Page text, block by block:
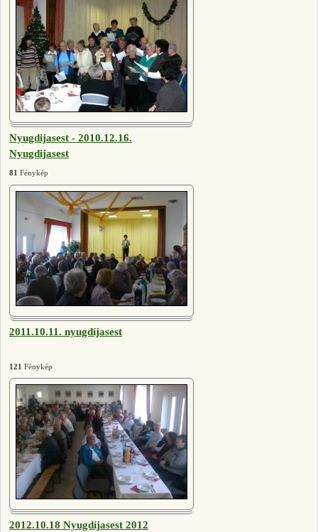
Nyugdijasest - 2010.12.16.
Nyugdijasest
81 Fénykép
2011.10.11. nyugdíjasest
121 Fénykép
2012.10.18 Nyugdíjasest 2012